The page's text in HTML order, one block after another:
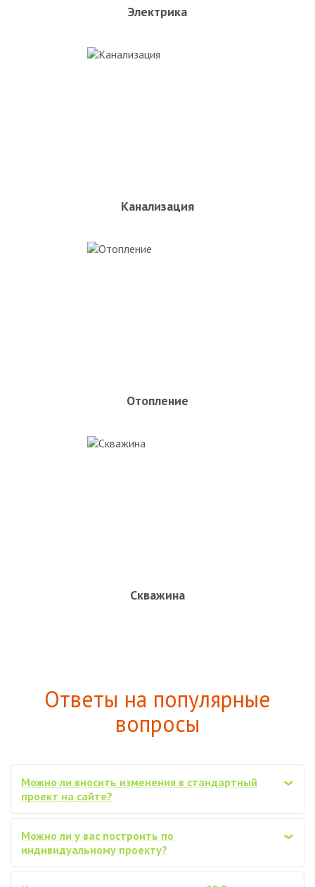
Электрика
Канализация
Отопление
Скважина
Ответы на популярные
вопросы
‹
Можно ли вносить изменения в стандартный
проект на сайте?
‹
Можно ли у вас построить по
индивидуальному проекту?